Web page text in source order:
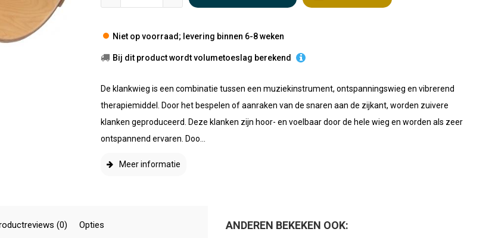
Niet op voorraad; levering binnen 6-8 weken
Bij dit product wordt volumetoeslag berekend
De klankwieg is een combinatie tussen een muziekinstrument, ontspanningswieg en vibrerend
therapiemiddel. Door het bespelen of aanraken van de snaren aan de zijkant, worden zuivere
klanken geproduceerd. Deze klanken zijn hoor- en voelbaar door de hele wieg en worden als zeer
ontspannend ervaren. Doo...
Meer informatie
(0) Opties ANDEREN BEKEKEN OOK: